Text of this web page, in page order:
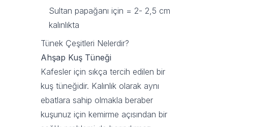
Sultan papağanı için = 2- 2,5 cm
kalınlıkta
Tünek Çeşitleri Nelerdir?
Ahşap Kuş Tüneği
Kafesler için sıkça tercih edilen bir
kuş tüneğidir. Kalınlık olarak aynı
ebatlara sahip olmakla beraber
kuşunuz için kemirme açısından bir